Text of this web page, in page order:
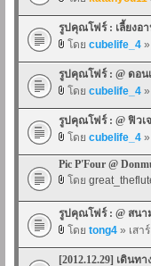
รูปคุณโฟร์ : เลี้ยงอ
โดย cubelife_4
รูปคุณโฟร์ : @ ดอน
โดย cubelife_4
รูปคุณโฟร์ : @ ฟิวเ
โดย cubelife_4
Pic P'Four @
โดย
รูปคุณโฟร์ : @ สนา
โดย tong4 » เสา
[2012.12.29] เดิน